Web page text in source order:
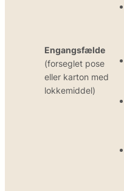
Engangsfælde
(forseglet pose
eller karton med
lokkemiddel)